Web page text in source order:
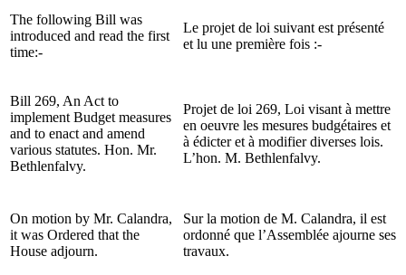
The following Bill was
introduced and read the first
time:-
Le projet de loi suivant est présenté
et lu une première fois :-
Bill 269, An Act to
implement Budget measures
and to enact and amend
various statutes. Hon. Mr.
Bethlenfalvy.
Projet de loi 269, Loi visant à mettre
en oeuvre les mesures budgétaires et
à édicter et à modifier diverses lois.
L’hon. M. Bethlenfalvy.
On motion by Mr. Calandra,
it was Ordered that the
House adjourn.
Sur la motion de M. Calandra, il est
ordonné que l’Assemblée ajourne ses
travaux.